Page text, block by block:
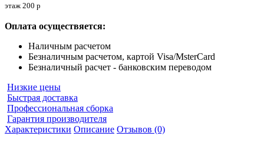
этаж 200 р
Оплата осуществяется:
Наличным расчетом
Безналичным расчетом, картой Visa/MsterCard
Безналичный расчет - банковским переводом
Низкие цены
Быстрая доставка
Профессиональная сборка
Гарантия производителя
Характеристики Описание Отзывов (0)